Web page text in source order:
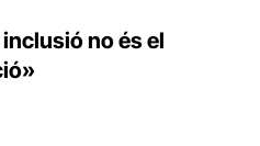
no és el